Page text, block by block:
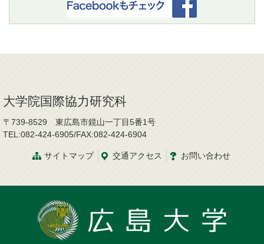
大学院国際協力研究科
〒739-8529 東広島市鏡山一丁目5番1号
TEL:082-424-6905/FAX:082-424-6904
サイトマップ 交通アクセス お問い合わせ